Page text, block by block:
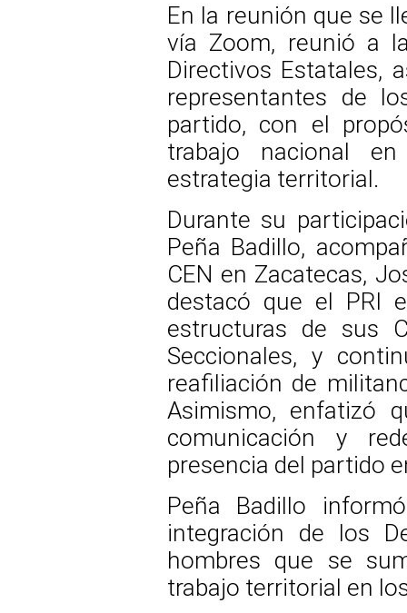
En la reunión que se
vía Zoom, reunió a
Directivos Estatales,
representantes de
partido, con el
trabajo nacional
estrategia territorial.
Durante su
Peña Badillo,
CEN en Zacatecas,
destacó que el PRI
estructuras de sus
Seccionales, y
reafiliación de
Asimismo, enfatizó
comunicación y
presencia del partido
Peña Badillo
integración de los
hombres que se
trabajo territorial en